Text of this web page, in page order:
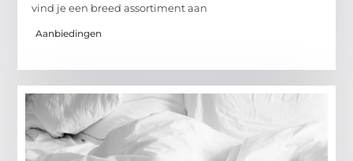
vind je een breed assortiment aan
Aanbiedingen